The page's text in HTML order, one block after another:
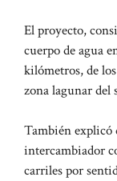
El proyecto,
cuerpo de agua
kilómetros, de
zona lagunar del
También explicó
intercambiador
carriles por